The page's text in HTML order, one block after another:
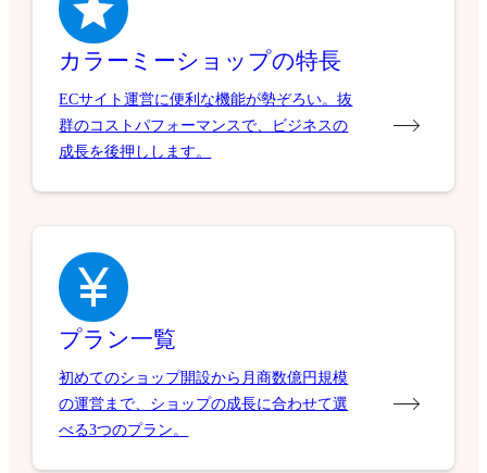
カラーミーショップの特長
ECサイト運営に便利な機能が勢ぞろい。抜
群のコストパフォーマンスで、ビジネスの
成長を後押しします。
プラン一覧
初めてのショップ開設から月商数億円規模
の運営まで、ショップの成長に合わせて選
べる3つのプラン。